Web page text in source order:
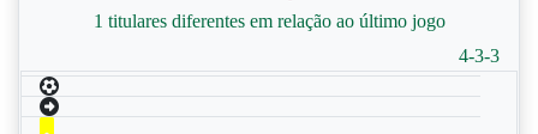
1 titulares diferentes em relação ao último jogo
4-3-3